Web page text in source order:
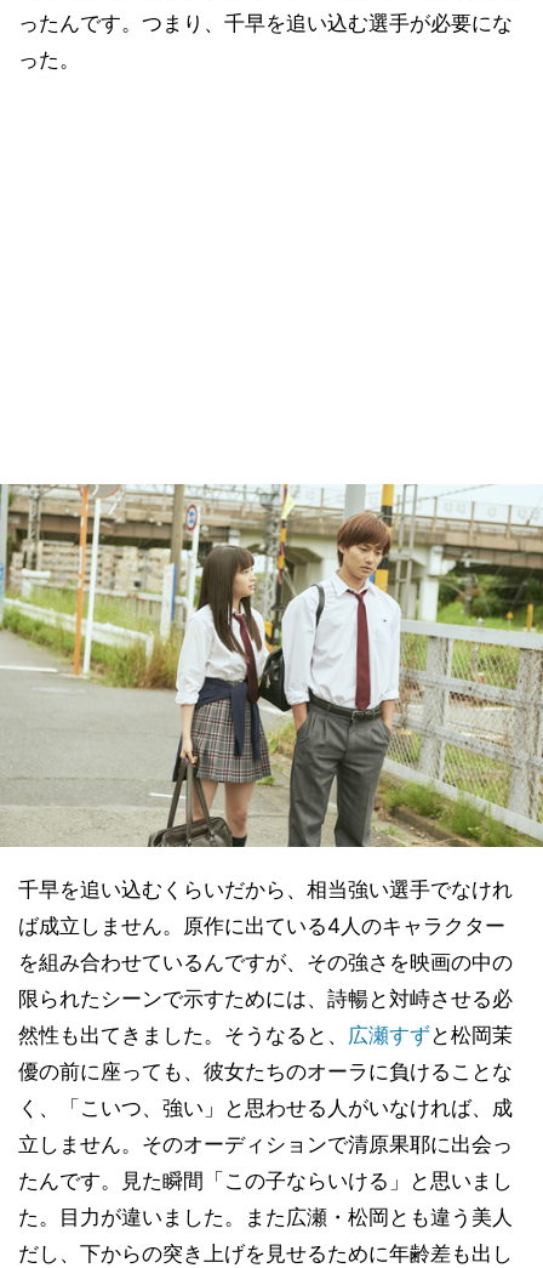
ったんです。つまり、千早を追い込む選手が必要にな
った。
千早を追い込むくらいだから、相当強い選手でなけれ
ば成立しません。原作に出ている4人のキャラクター
を組み合わせているんですが、その強さを映画の中の
限られたシーンで示すためには、詩暢と対峙させる必
然性も出てきました。そうなると、 広瀬すずと松岡茉
優の前に座っても、彼女たちのオーラに負けることな
く、「こいつ、強い」と思わせる人がいなければ、成
立しません。そのオーディションで清原果耶に出会っ
たんです。見た瞬間「この子ならいける」と思いまし
た。目力が違いました。また広瀬・松岡とも違う美人
だし、下からの突き上げを見せるために年齢差も出し